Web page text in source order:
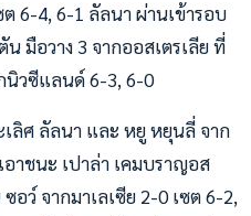
6-4, 6-1 ลัลนา ผ่านเข้ารอบ
มือวาง 3 จากออสเตรเลีย ที่
นิวซีแลนด์ 6-3, 6-0
ลิศ ลัลนา และ หยู หยุนลี่ จาก
าชนะ เปาล่า เคมบราญอส
อว์ จากมาเลเซีย 2-0 เซต 6-2,